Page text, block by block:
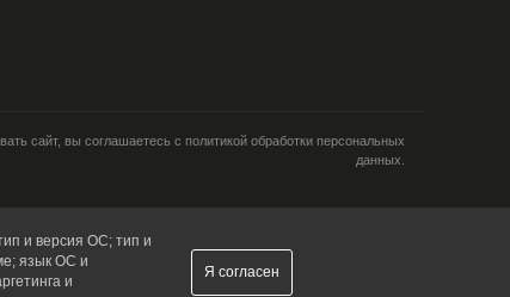
сайт, вы соглашаетесь с политикой обработки персональных
данных.
и версия ОС; тип и
язык ОС и
и
Я согласен